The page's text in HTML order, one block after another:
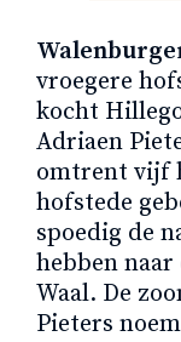
vroegere
kocht
Adriaen
omtrent vijf
hofstede
spoedig de
hebben
Waal. De
Pieters